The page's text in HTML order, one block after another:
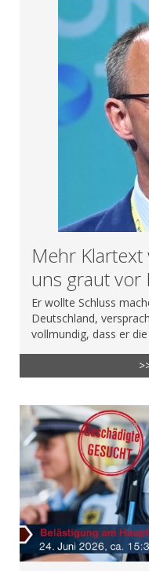
Mehr
uns graut vor
Er wollte Schluss
Deutschland,
vollmundig, dass er